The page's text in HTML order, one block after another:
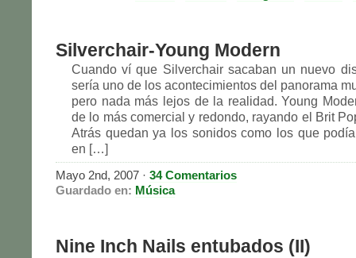
Silverchair-Young Modern
Cuando ví que Silverchair sacaban un nuevo
sería uno de los acontecimientos del panorama
pero nada más lejos de la realidad. Young
de lo más comercial y redondo, rayando el Brit
Atrás quedan ya los sonidos como los que
en […]
Mayo 2nd, 2007 · 34 Comentarios
Guardado en: Música
Nine Inch Nails entubados (II)